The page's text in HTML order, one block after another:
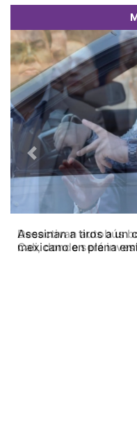
Desactivan autobús
Cali, donde será
Previous